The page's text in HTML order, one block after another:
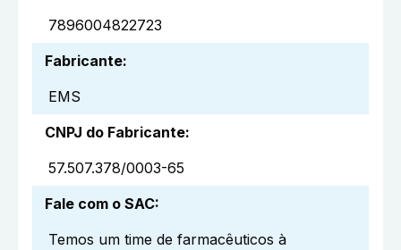
7896004822723
Fabricante:
EMS
CNPJ do Fabricante:
57.507.378/0003-65
Fale com o SAC:
Temos um time de farmacêuticos à